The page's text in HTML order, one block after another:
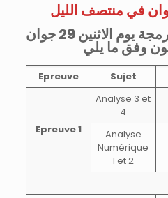
برنامج المسابقة المبرمجة يوم الاثنين 29 جوان
Epreuve Sujet
Epreuve 1
Analyse 3 et
4
Analyse
Numérique
1 et 2